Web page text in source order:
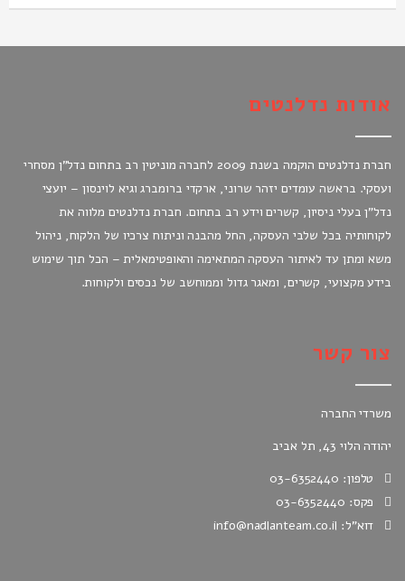
אודות נדלנטים
חברת נדלנטים הוקמה בשנת 2009 לחברה מוניטין רב בתחום נדל"ן מסחרי
ועסקי. בראשה עומדים יזהר שרוני, ארקדי ברומברג וגיא לוינסון – יועצי
נדל"ן בעלי ניסיון, קשרים וידע רב בתחום. חברת נדלנטים מלווה את
לקוחותיה בכל שלבי העסקה, החל מהבנה וניתוח צרכיו של הלקוח, ניהול
משא ומתן עד לאיתור העסקה המתאימה והאופטימאלית – הכל תוך שימוש
בידע מקצועי, קשרים, ומאגר גדול וממוחשב של נכסים ולקוחות.
צור קשר
משרדי החברה
יהודה הלוי 43, תל אביב
טלפון: 03-6352440
פקס: 03-6352440
דוא"ל: info@nadlanteam.co.il